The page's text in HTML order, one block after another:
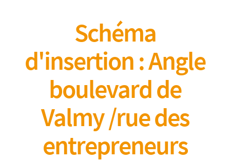
Schéma
d'insertion : Angle
boulevard de
Valmy /rue des
entrepreneurs